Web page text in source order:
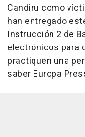
Candiru como
han entregado
Instrucción 2 de
electrónicos para
practiquen una
saber Europa